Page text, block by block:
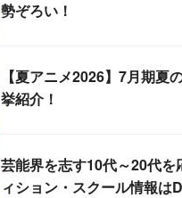
勢ぞろい！
【夏アニメ2026】7月期夏
挙紹介！
芸能界を志す10代～20代
ィション・スクール情報は